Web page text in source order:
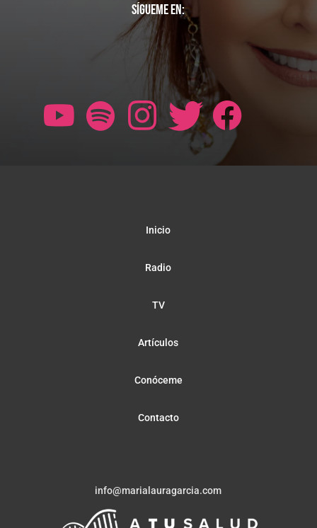
Sígueme en:
Inicio
Radio
TV
Artículos
Conóceme
Contacto
info@marialauragarcia.com